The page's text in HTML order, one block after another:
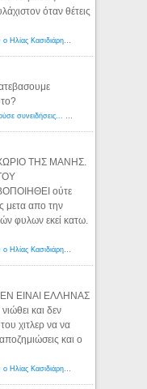
όταν θέτεις
ΤΗΣ ΜΑΝΗΣ.
ούτε
μετα απο την
φυλων εκεί κατω.
ΕΙΝΑΙ ΕΛΛΗΝΑΣ
και δεν
χιτλερ να να
και ο